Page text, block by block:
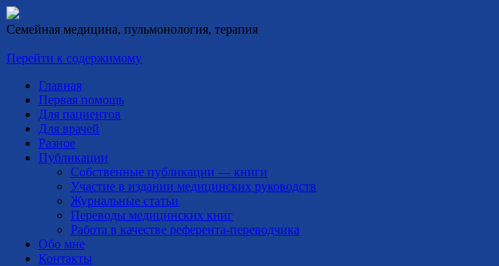
Семейная медицина, пульмонология, терапия
Перейти к содержимому
Главная
Первая помощь
Для пациентов
Для врачей
Разное
Публикации
Собственные публикации — книги
Участие в издании медицинских руководств
Журнальные статьи
Переводы медицинских книг
Работа в качестве референта-переводчика
Обо мне
Контакты